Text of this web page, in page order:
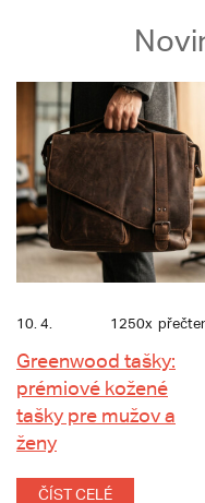
10. 4. 1250x
Greenwood tašky:
prémiové kožené
tašky pre mužov a
ženy
ČÍST CELÉ